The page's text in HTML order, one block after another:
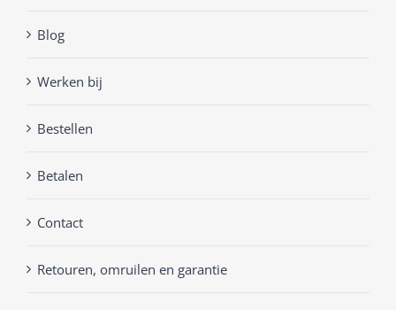
Blog
Werken bij
Bestellen
Betalen
Contact
Retouren, omruilen en garantie